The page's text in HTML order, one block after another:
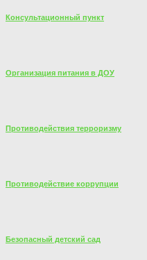
Консультационный пункт
Организация питания в ДОУ
Противодействия терроризму
Противодействие коррупции
Безопасный детский сад